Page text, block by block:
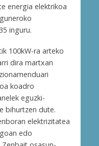
energia elektrikoa
inguru.
100kW-ra arteko
dira martxan
koadro
eguzki-
bihurtzen dute.
elektrizitatea
edo